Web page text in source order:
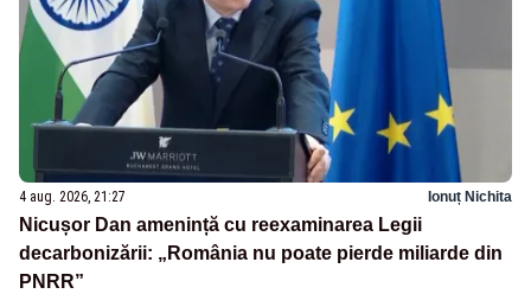
4 aug. 2026, 21:27 Ionuț Nichita
Nicușor Dan amenință cu reexaminarea Legii
decarbonizării: „România nu poate pierde miliarde din
PNRR”